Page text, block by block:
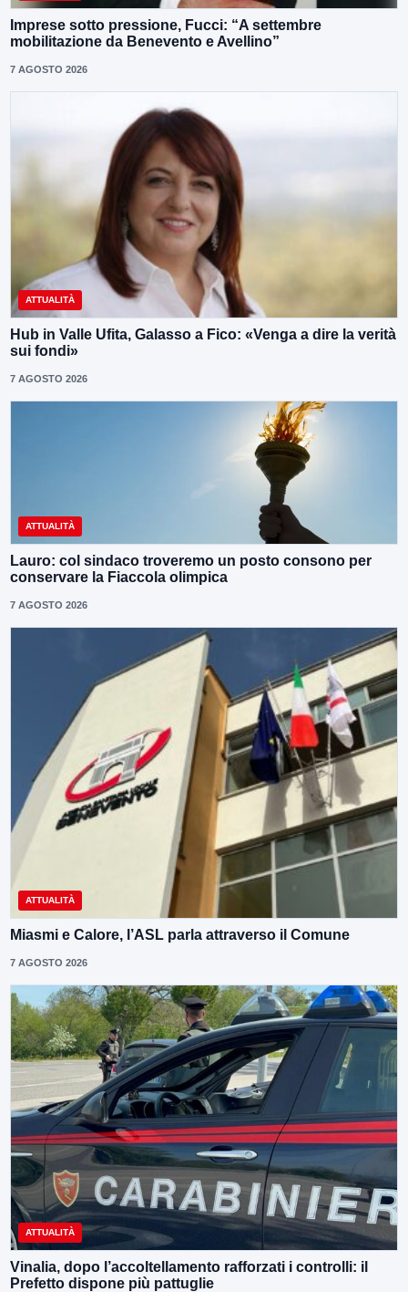
Imprese sotto pressione, Fucci: “A settembre
mobilitazione da Benevento e Avellino”
7 AGOSTO 2026
ATTUALITÀ
Hub in Valle Ufita, Galasso a Fico: «Venga a dire la verità
sui fondi»
7 AGOSTO 2026
ATTUALITÀ
Lauro: col sindaco troveremo un posto consono per
conservare la Fiaccola olimpica
7 AGOSTO 2026
ATTUALITÀ
Miasmi e Calore, l’ASL parla attraverso il Comune
7 AGOSTO 2026
ATTUALITÀ
Vinalia, dopo l’accoltellamento rafforzati i controlli: il
Prefetto dispone più pattuglie